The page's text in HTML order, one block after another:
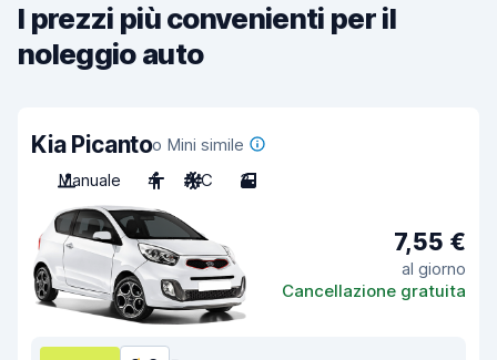
I prezzi più convenienti per il
noleggio auto
Kia Picantoo Mini simile
Manuale
4 A/C 3
7,55 €
al giorno
Cancellazione gratuita